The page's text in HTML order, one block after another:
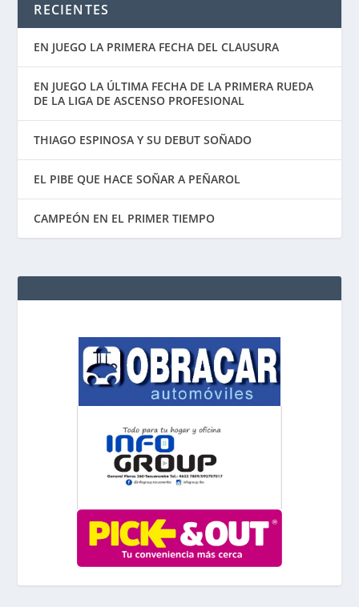
RECIENTES
EN JUEGO LA PRIMERA FECHA DEL CLAUSURA
EN JUEGO LA ÚLTIMA FECHA DE LA PRIMERA RUEDA
DE LA LIGA DE ASCENSO PROFESIONAL
THIAGO ESPINOSA Y SU DEBUT SOÑADO
EL PIBE QUE HACE SOÑAR A PEÑAROL
CAMPEÓN EN EL PRIMER TIEMPO